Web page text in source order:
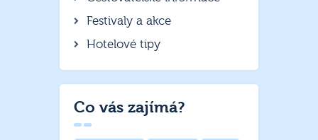
Festivaly a akce
Hotelové tipy
Co vás zajímá?